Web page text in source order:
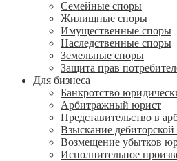
Семейные споры
Жилищные споры
Имущественные споры
Наследственные споры
Земельные споры
Защита прав
Для бизнеса
Банкротство
Арбитражный юрист
Представительство в
Взыскание
Возмещение убытков
Исполнительное